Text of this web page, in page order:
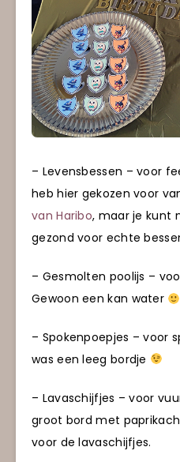
– Levensbessen – voor
heb hier gekozen voor
van Haribo, maar je kunt
gezond voor echte
– Gesmolten poolijs –
Gewoon een kan water
– Spokenpoepjes – voor
was een leeg bordje
– Lavaschijfjes – voor
groot bord met
voor de lavaschijfjes.